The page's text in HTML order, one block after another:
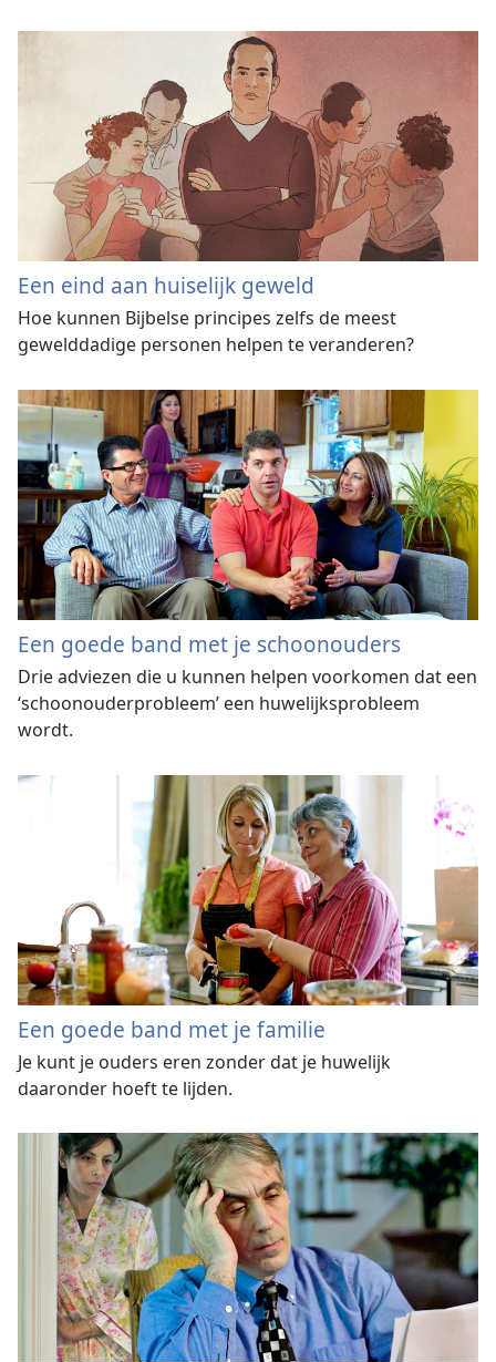
Een eind aan huiselijk geweld
Hoe kunnen Bijbelse principes zelfs de meest
gewelddadige personen helpen te veranderen?
Een goede band met je schoonouders
Drie adviezen die u kunnen helpen voorkomen dat een
‘schoonouderprobleem’ een huwelijksprobleem
wordt.
Een goede band met je familie
Je kunt je ouders eren zonder dat je huwelijk
daaronder hoeft te lijden.